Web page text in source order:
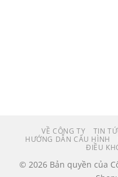
VỀ CÔNG TY TIN
HƯỚNG DẪN CẤU HÌNH
ĐIỀU
© 2026 Bản quyền của